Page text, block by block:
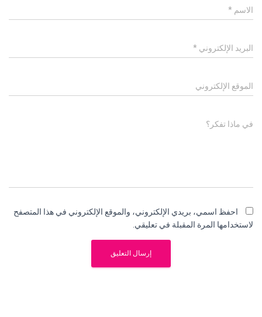
الاسم *
البريد الإلكتروني *
الموقع الإلكتروني
في ماذا تفكر؟
احفظ اسمي، بريدي الإلكتروني، والموقع الإلكتروني في هذا المتصفح
لاستخدامها المرة المقبلة في تعليقي.